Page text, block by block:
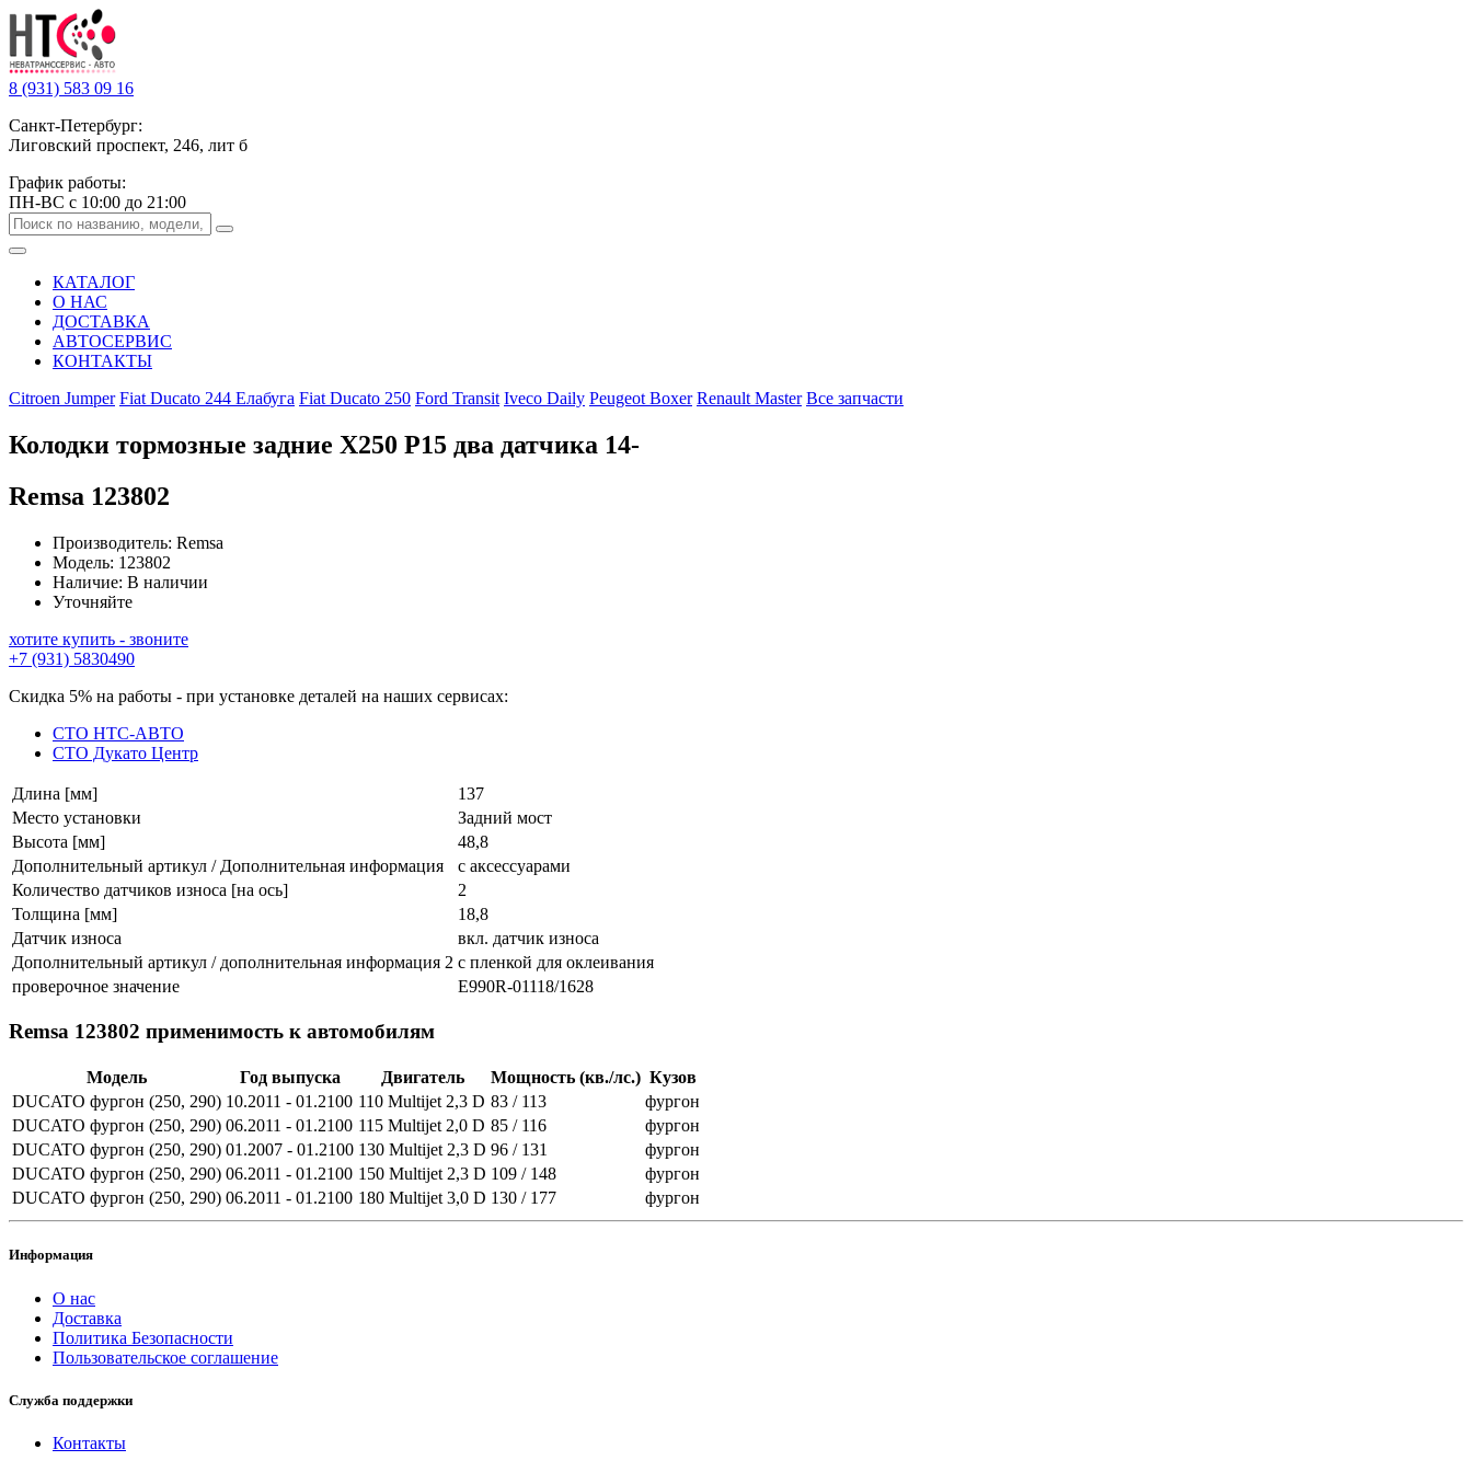
8 (931) 583 09 16
Санкт-Петербург:
Лиговский проспект, 246, лит б
График работы:
ПН-ВС с 10:00 до 21:00
КАТАЛОГ
О НАС
ДОСТАВКА
АВТОСЕРВИС
КОНТАКТЫ
Citroen Jumper Fiat Ducato 244 Елабуга Fiat Ducato 250 Ford Transit Iveco Daily Peugeot Boxer Renault Master Все запчасти
Колодки тормозные задние Х250 Р15 два датчика 14-
Remsa 123802
Производитель: Remsa
Модель: 123802
Наличие: В наличии
Уточняйте
хотите купить - звоните
+7 (931) 5830490
Скидка 5% на работы - при установке деталей на наших сервисах:
СТО НТС-АВТО
СТО Дукато Центр
Длина [мм]
137
Место установки
Задний мост
Высота [мм]
48,8
Дополнительный артикул / Дополнительная информация
с аксессуарами
Количество датчиков износа [на ось]
2
Толщина [мм]
18,8
Датчик износа
вкл. датчик износа
Дополнительный артикул / дополнительная информация 2 с пленкой для оклеивания
проверочное значение
E990R-01118/1628
Remsa 123802 применимость к автомобилям
Модель Год выпуска Двигатель Мощность (кв./лс.) Кузов
DUCATO фургон (250, 290) 10.2011 - 01.2100 110 Multijet 2,3 D 83 / 113
фургон
DUCATO фургон (250, 290) 06.2011 - 01.2100 115 Multijet 2,0 D 85 / 116
фургон
DUCATO фургон (250, 290) 01.2007 - 01.2100 130 Multijet 2,3 D 96 / 131
фургон
DUCATO фургон (250, 290) 06.2011 - 01.2100 150 Multijet 2,3 D 109 / 148
фургон
DUCATO фургон (250, 290) 06.2011 - 01.2100 180 Multijet 3,0 D 130 / 177 фургон
Информация
О нас
Доставка
Политика Безопасности
Пользовательское соглашение
Служба поддержки
Контакты